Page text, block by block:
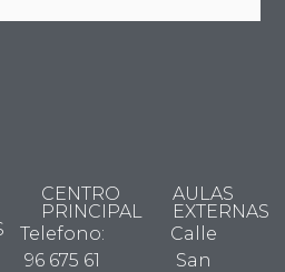
CENTRO
PRINCIPAL
Telefono:
96 675 61
AULAS
EXTERNAS
Calle
San